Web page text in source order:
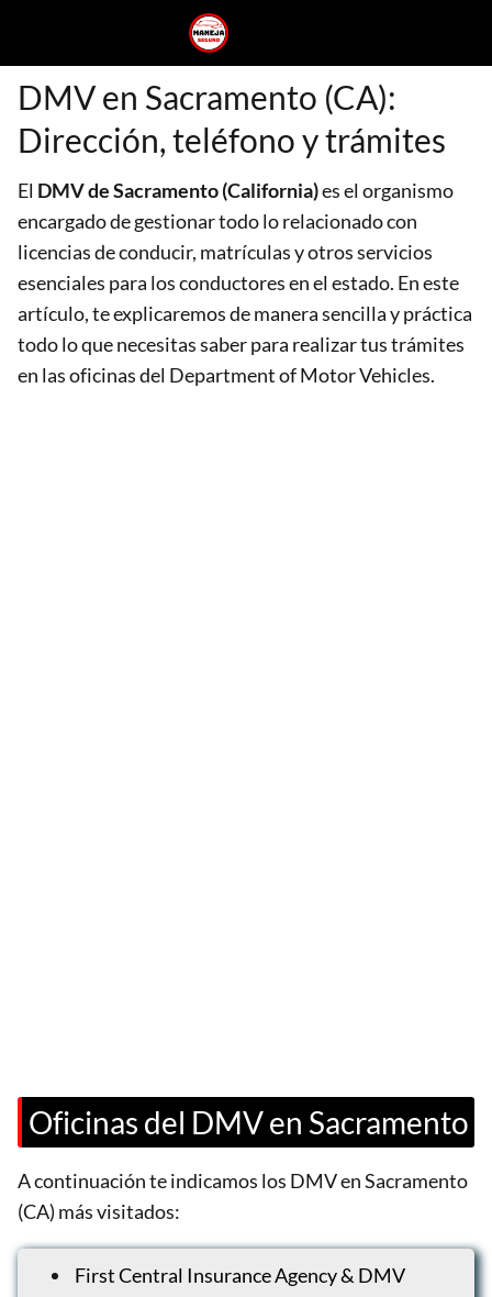
DMV en Sacramento (CA):
Dirección, teléfono y trámites
El DMV de Sacramento (California)es el organismo
encargado de gestionar todo lo relacionado con
licencias de conducir, matrículas y otros servicios
esenciales para los conductores en el estado. En este
artículo, te explicaremos de manera sencilla y práctica
todo lo que necesitas saber para realizar tus trámites
en las oficinas del Department of Motor Vehicles.
Oficinas del DMV en Sacramento
A continuación te indicamos los DMV en Sacramento
(CA) más visitados:
First Central Insurance Agency & DMV